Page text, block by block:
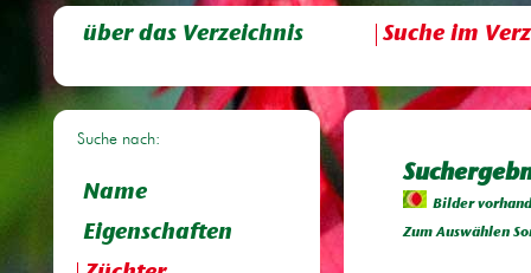
über das Verzeichnis Suche im
Suche nach:
Name
Eigenschaften
Bilder
Zum Auswählen